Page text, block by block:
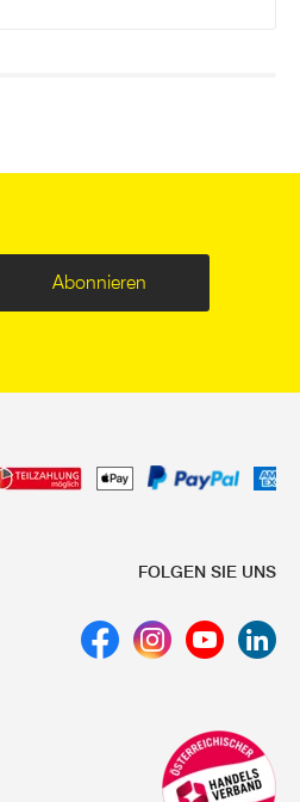
Abonnieren
FOLGEN SIE UNS